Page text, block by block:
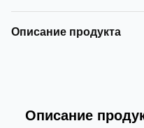
Описание продукта
Описание